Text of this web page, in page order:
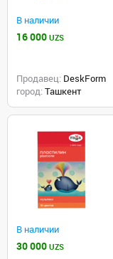
В наличии
16 000 UZS
Продавец: DeskForm
город: Ташкент
В наличии
30 000 UZS